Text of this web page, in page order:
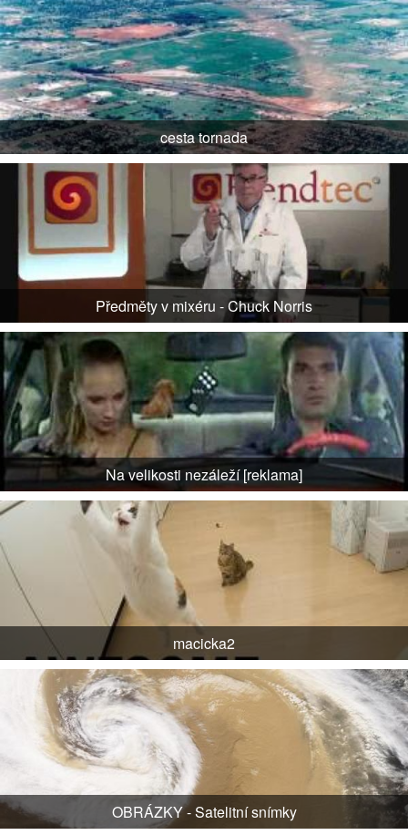
cesta tornada
Předměty v mixéru - Chuck Norris
Na velikosti nezáleží [reklama]
macicka2
OBRÁZKY - Satelitní snímky